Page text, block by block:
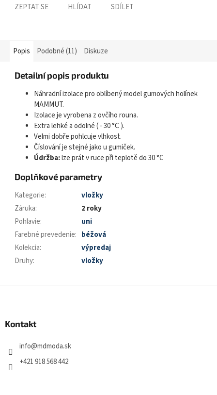
ZEPTAT SE HLÍDAT SDÍLET
Popis Podobné (11) Diskuze
Detailní popis produktu
Náhradní izolace pro oblíbený model gumových holínek
MAMMUT.
Izolace je vyrobena z ovčího rouna.
Extra lehké a odolné ( - 30 °C ).
Velmi dobře pohlcuje vlhkost.
Číslování je stejné jako u gumiček.
Údržba:lze prát v ruce při teplotě do 30 °C
Doplňkové parametry
Kategorie:
vložky
Záruka:
2 roky
Pohlavie:
uni
Farebné prevedenie: béžová
Kolekcia:
výpredaj
Druhy: vložky
Kontakt
info@mdmoda.sk
+421 918 568 442